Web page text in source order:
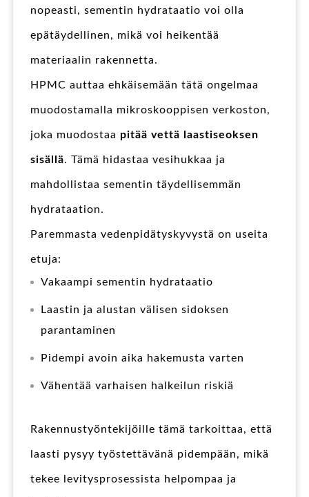
nopeasti, sementin hydrataatio voi olla
epätäydellinen, mikä voi heikentää
materiaalin rakennetta.
HPMC auttaa ehkäisemään tätä ongelmaa
muodostamalla mikroskooppisen verkoston,
joka muodostaa pitää vettä laastiseoksen
sisällä. Tämä hidastaa vesihukkaa ja
mahdollistaa sementin täydellisemmän
hydrataation.
Paremmasta vedenpidätyskyvystä on useita
etuja:
Vakaampi sementin hydrataatio
Laastin ja alustan välisen sidoksen
parantaminen
Pidempi avoin aika hakemusta varten
Vähentää varhaisen halkeilun riskiä
Rakennustyöntekijöille tämä tarkoittaa, että
laasti pysyy työstettävänä pidempään, mikä
tekee levitysprosessista helpompaa ja